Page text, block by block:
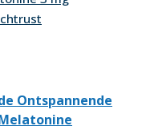
Ontspannende